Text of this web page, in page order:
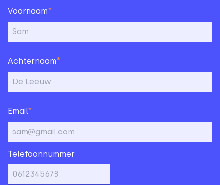
Voornaam*
Achternaam*
Email*
Telefoonnummer